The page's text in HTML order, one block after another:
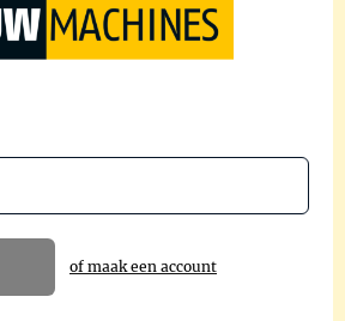
of maak een account